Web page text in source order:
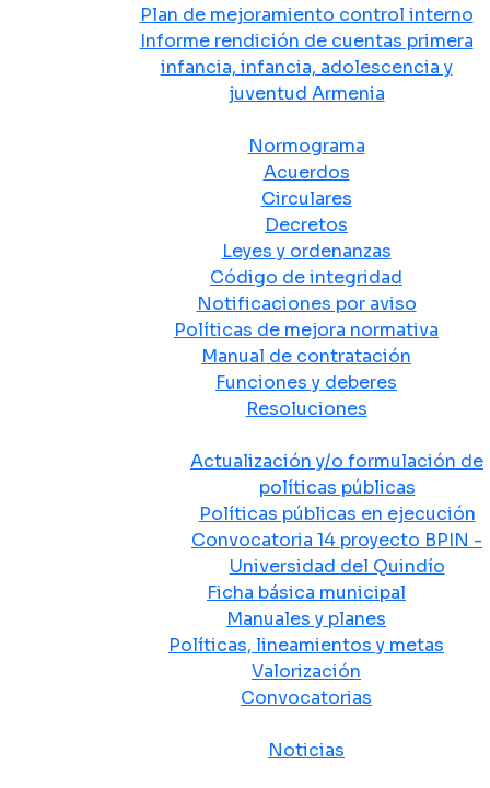
Plan de mejoramiento control interno
Informe rendición de cuentas primera
infancia, infancia, adolescencia y
juventud Armenia
Normograma
Acuerdos
Circulares
Decretos
Leyes y ordenanzas
Código de integridad
Notificaciones por aviso
Políticas de mejora normativa
Manual de contratación
Funciones y deberes
Resoluciones
Actualización y/o formulación de
políticas públicas
Políticas públicas en ejecución
Convocatoria 14 proyecto BPIN -
Universidad del Quindío
Ficha básica municipal
Manuales y planes
Políticas, lineamientos y metas
Valorización
Convocatorias
Noticias